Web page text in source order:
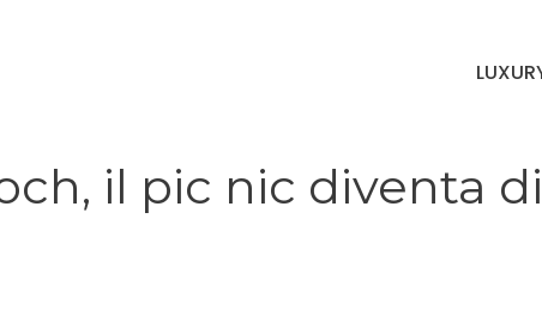
il pic nic diventa